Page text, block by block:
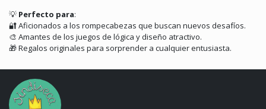
💡 Perfecto para:
🔐Aficionados a los rompecabezas que buscan nuevos desafíos.
🎨 Amantes de los juegos de lógica y diseño atractivo.
🎁Regalos originales para sorprender a cualquier entusiasta.